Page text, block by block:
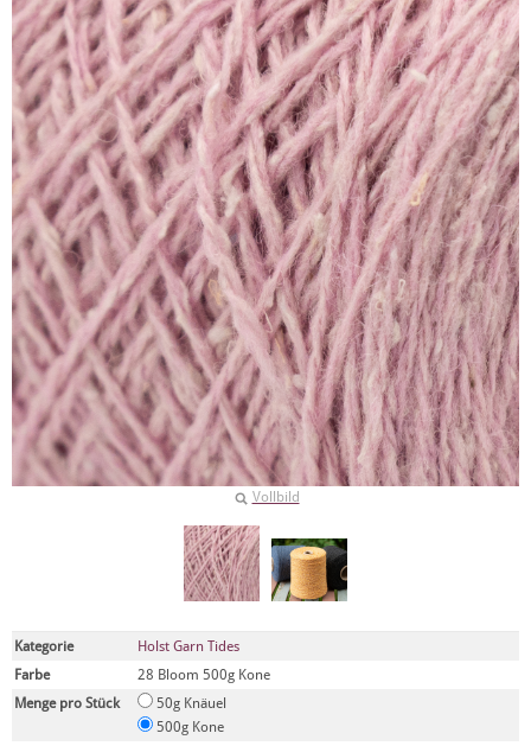
Vollbild
Kategorie
Holst Garn Tides
Farbe
28 Bloom 500g Kone
Menge pro Stück
50g Knäuel
500g Kone